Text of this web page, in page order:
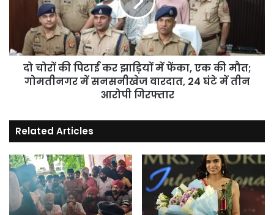
फेंका,
एक
सनसनीखेज
वारदात,
24
घंटे
में
तीन
आरोपी
गिरफ्तार
दो चोरों की पिटाई कर झाड़ियों में फेंका, एक की मौत;
गोमतीनगर में सनसनीखेज वारदात, 24 घंटे में तीन
आरोपी गिरफ्तार
Related Articles